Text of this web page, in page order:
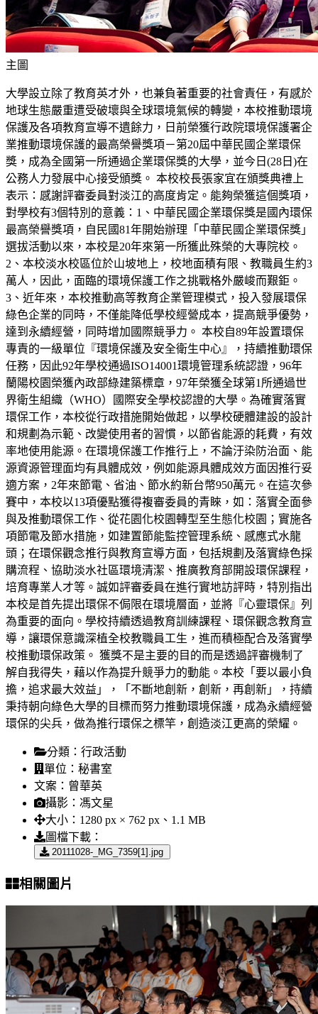
主圖
大學設立除了教育英才外，也兼負著重要的社會責任，有感於
地球生態嚴重遭受破壞與全球環境氣候的轉變，本校推動環境
保護及各項教育宣導不遺餘力，日前榮獲行政院環境保護署企
業推動環境保護的最高榮譽獎項－第20屆中華民國企業環保
獎，成為全國第一所通過企業環保獎的大學，並今日(28日)在
公務人力發展中心接受頒獎。 本校校長張家宜在頒獎典禮上
表示：感謝評審委員對淡江的高度肯定。能夠榮獲這個獎項，
對學校有3個特別的意義：1、中華民國企業環保獎是國內環保
最高榮譽獎項，自民國81年開始辦理「中華民國企業環保獎」
選拔活動以來，本校是20年來第一所獲此殊榮的大專院校。
2、本校淡水校區位於山坡地上，校地面積有限、教職員生約3
萬人，因此，面臨的環境保護工作之挑戰格外嚴峻而艱鉅。
3、近年來，本校推動高等教育企業管理模式，投入發展環保
綠色企業的同時，不僅能降低學校經營成本，提高競爭優勢，
達到永續經營，同時增加國際競爭力。 本校自89年設置環保
專責的一級單位『環境保護及安全衛生中心』，持續推動環保
任務，因此92年學校通過ISO14001環境管理系統認證，96年
蘭陽校園榮獲內政部綠建築標章，97年榮獲全球第1所通過世
界衛生組織（WHO）國際安全學校認證的大學。為確實落實
環保工作，本校從行政措施開始做起，以學校硬體建設的設計
和規劃為示範、改變使用者的習慣，以節省能源的耗費，有效
率地使用能源。在環境保護工作推行上，不論汙染防治面、能
源資源管理面均有具體成效，例如能源具體成效方面因推行妥
適方案，2年來節電、省油、節水約新台幣950萬元。在這次參
賽中，本校以13項優點獲得複審委員的青睞，如：落實全面參
與及推動環保工作、從花園化校園轉型至生態化校園；實施各
項節電及節水措施，如建置節能監控管理系統、感應式水龍
頭；在環保觀念推行與教育宣導方面，包括規劃及落實綠色採
購流程、協助淡水社區環境清潔、推廣教育部開設環保課程，
培育專業人才等。誠如評審委員在進行實地訪評時，特別指出
本校是首先提出環保不侷限在環境層面，並將『心靈環保』列
為重要的面向。學校持續透過教育訓練課程、環保觀念教育宣
導，讓環保意識深植全校教職員工生，進而積極配合及落實學
校推動環保政策。 獲獎不是主要的目的而是透過評審機制了
解自我得失，藉以作為提升競爭力的動能。本校「要以最小負
擔，追求最大效益」，「不斷地創新，創新，再創新」，持續
秉持朝向綠色大學的目標而努力推動環境保護，成為永續經營
環保的尖兵，做為推行環保之標竿，創造淡江更高的榮耀。
分類： 行政活動
單位： 秘書室
文案： 曾華英
攝影： 馮文星
大小： 1280 px × 762 px、1.1 MB
圖檔下載：
20111028-_MG_7359[1].jpg
相關圖片